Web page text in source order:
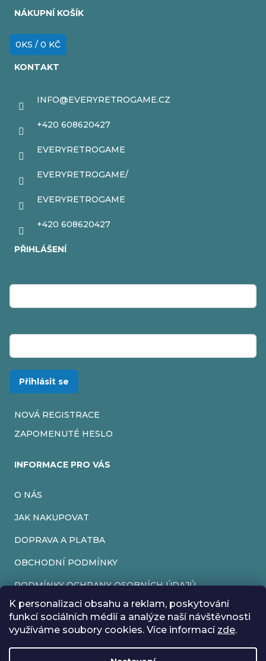
K personalizaci obsahu a reklam, poskytování
funkcí sociálních médií a analýze naší návštěvnosti
využíváme soubory cookies. Více informací zde.
NÁKUPNÍ KOŠÍK
0KS / 0 KČ
KONTAKT
INFO@EVERYRETROGAME.CZ
+420 608620427
EVERYRETROGAME
EVERYRETROGAME/
EVERYRETROGAME
+420 608620427
PŘIHLÁŠENÍ
Přihlásit se
NOVÁ REGISTRACE
ZAPOMENUTÉ HESLO
INFORMACE PRO VÁS
O NÁS
JAK NAKUPOVAT
DOPRAVA A PLATBA
OBCHODNÍ PODMÍNKY
PODMÍNKY OCHRANY OSOBNÍCH ÚDAJŮ
VRÁCENÍ ZBOŽÍ
REKLAMACE